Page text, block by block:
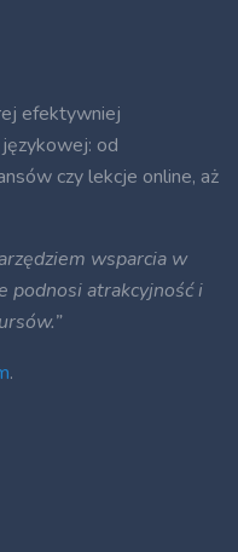
efektywniej
od
czy lekcje online, aż
wsparcia w
podnosi atrakcyjność i
.